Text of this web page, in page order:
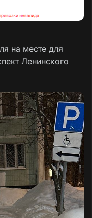
на месте для
Ленинского